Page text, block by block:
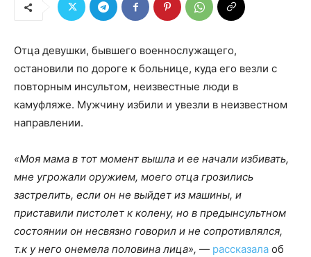
Отца девушки, бывшего военнослужащего,
остановили по дороге к больнице, куда его везли с
повторным инсультом, неизвестные люди в
камуфляже. Мужчину избили и увезли в неизвестном
направлении.
«Моя мама в тот момент вышла и ее начали избивать,
мне угрожали оружием, моего отца грозились
застрелить, если он не выйдет из машины, и
приставили пистолет к колену, но в предынсультном
состоянии он несвязно говорил и не сопротивлялся,
т.к у него онемела половина лица», — рассказала об